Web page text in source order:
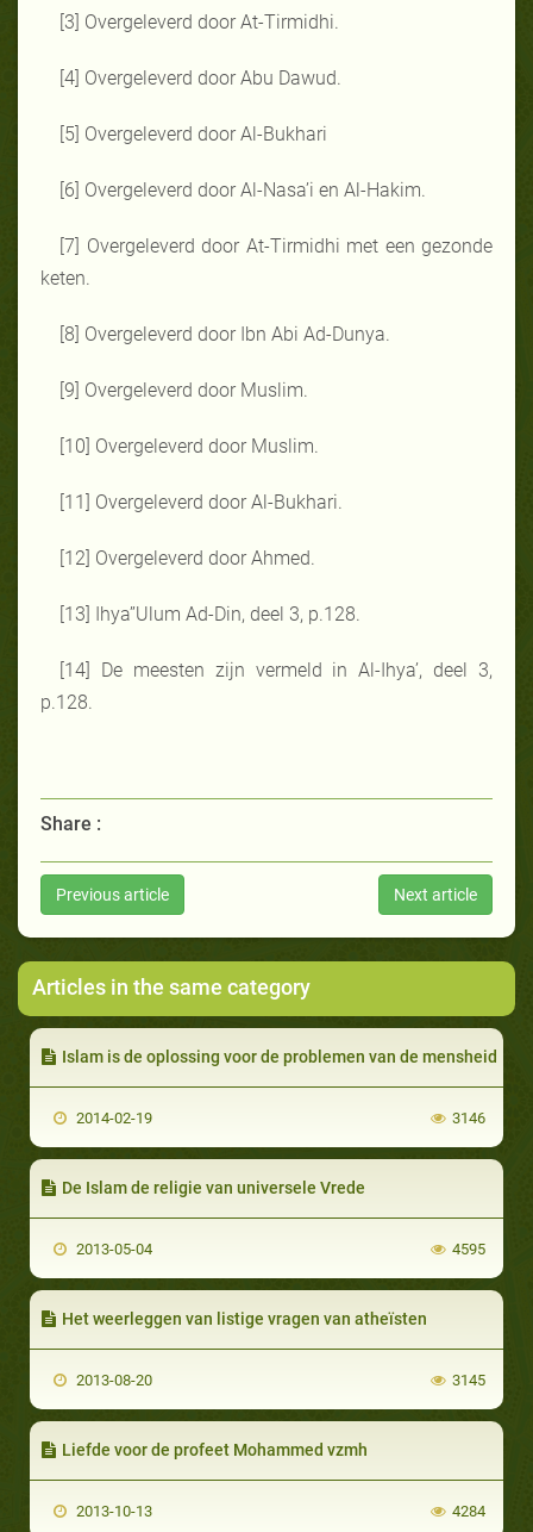
[3] Overgeleverd door At-Tirmidhi.
[4] Overgeleverd door Abu Dawud.
[5] Overgeleverd door Al-Bukhari
[6] Overgeleverd door Al-Nasa’i en Al-Hakim.
[7] Overgeleverd door At-Tirmidhi met een gezonde
keten.
[8] Overgeleverd door Ibn Abi Ad-Dunya.
[9] Overgeleverd door Muslim.
[10] Overgeleverd door Muslim.
[11] Overgeleverd door Al-Bukhari.
[12] Overgeleverd door Ahmed.
[13] Ihya’’Ulum Ad-Din, deel 3, p.128.
[14] De meesten zijn vermeld in Al-Ihya’, deel 3,
p.128.
Share :
Previous article Next article
Articles in the same category
Islam is de oplossing voor de problemen van de mensheid
2014-02-19 3146
De Islam de religie van universele Vrede
2013-05-04 4595
Het weerleggen van listige vragen van atheïsten
2013-08-20 3145
Liefde voor de profeet Mohammed vzmh
2013-10-13 4284